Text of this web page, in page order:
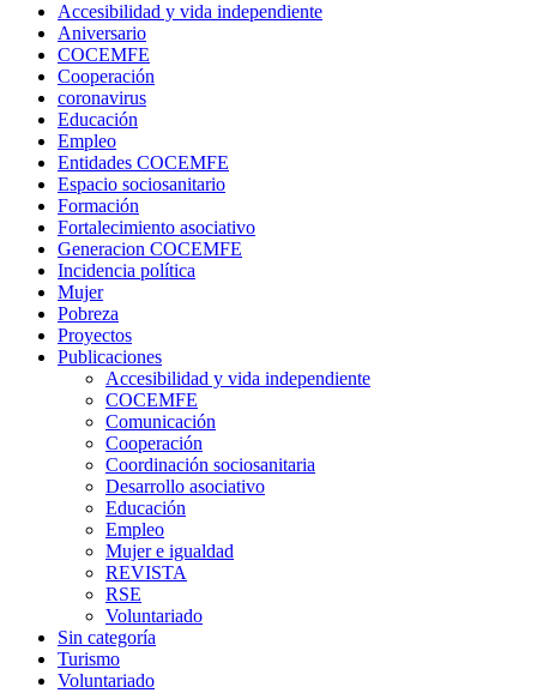
Accesibilidad y vida independiente
Aniversario
COCEMFE
Cooperación
coronavirus
Educación
Empleo
Entidades COCEMFE
Espacio sociosanitario
Formación
Fortalecimiento asociativo
Generacion COCEMFE
Incidencia política
Mujer
Pobreza
Proyectos
Publicaciones
Accesibilidad y vida independiente
COCEMFE
Comunicación
Cooperación
Coordinación sociosanitaria
Desarrollo asociativo
Educación
Empleo
Mujer e igualdad
REVISTA
RSE
Voluntariado
Sin categoría
Turismo
Voluntariado